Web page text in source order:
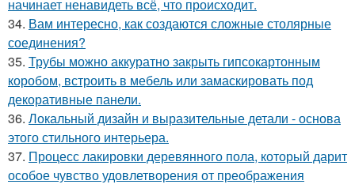
начинает ненавидеть всё, что происходит.
34. Вам интересно, как создаются сложные столярные
соединения?
35. Трубы можно аккуратно закрыть гипсокартонным
коробом, встроить в мебель или замаскировать под
декоративные панели.
36. Локальный дизайн и выразительные детали - основа
этого стильного интерьера.
37. Процесс лакировки деревянного пола, который дарит
особое чувство удовлетворения от преображения